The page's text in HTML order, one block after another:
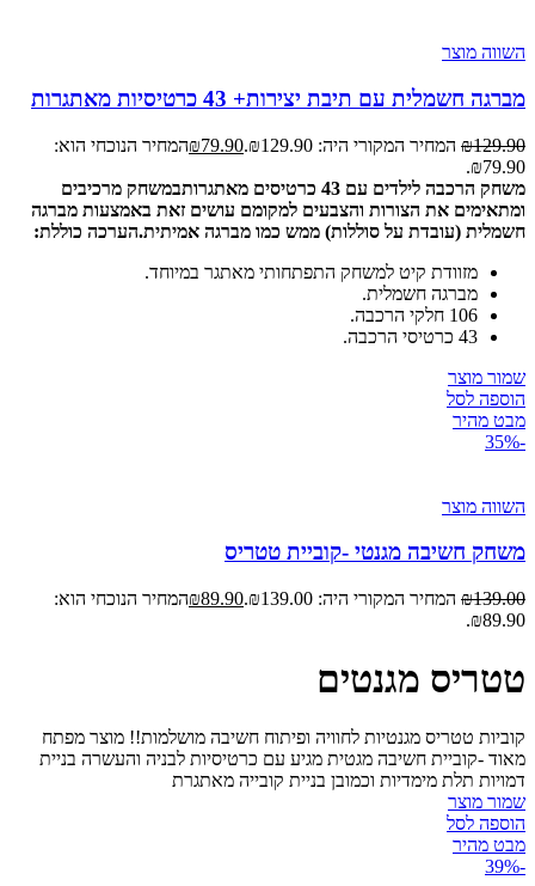
השווה מוצר
מברגה חשמלית עם תיבת יצירות+ 43 כרטיסיות מאתגרות
₪129.90 המחיר המקורי היה: ₪129.90. ₪79.90
המחיר הנוכחי הוא:
₪79.90.
משחק הרכבה לילדים עם 43 כרטיסים מאתגרות
במשחק מרכיבים
ומתאימים את הצורות והצבעים למקומם עושים זאת באמצעות מברגה
חשמלית (עובדת על סוללות) ממש כמו מברגה אמיתית.הערכה כוללת:
מזוודת קיט למשחק התפתחותי מאתגר במיוחד.
מברגה חשמלית.
106 חלקי הרכבה.
43 כרטיסי הרכבה.
שמור מוצר
הוספה לסל
מבט מהיר
-35%
השווה מוצר
משחק חשיבה מגנטי -קוביית טטריס
₪139.00 המחיר המקורי היה: ₪139.00. ₪89.90
המחיר הנוכחי הוא:
₪89.90.
טטריס מגנטים
קוביות טטריס מגנטיות לחוויה ופיתוח חשיבה מושלמות!! מוצר מפתח
מאוד -קוביית חשיבה מגטית מגיע עם כרטיסיות לבניה והעשרה בניית
דמויות תלת מימדיות וכמובן בניית קובייה מאתגרת
שמור מוצר
הוספה לסל
מבט מהיר
-39%